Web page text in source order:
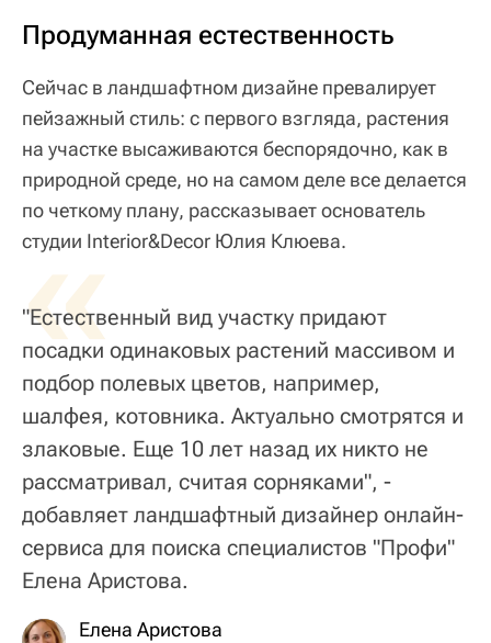
Продуманная естественность
Сейчас в ландшафтном дизайне превалирует
пейзажный стиль: с первого взгляда, растения
на участке высаживаются беспорядочно, как в
природной среде, но на самом деле все делается
по четкому плану, рассказывает основатель
студии Interior&Decor Юлия Клюева.
«
"Естественный вид участку придают
посадки одинаковых растений массивом и
подбор полевых цветов, например,
шалфея, котовника. Актуально смотрятся и
злаковые. Еще 10 лет назад их никто не
рассматривал, считая сорняками", -
добавляет ландшафтный дизайнер онлайн-
сервиса для поиска специалистов "Профи"
Елена Аристова.
Елена Аристова